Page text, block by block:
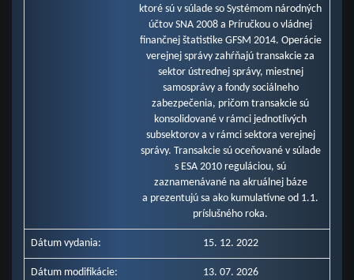
ktoré sú v súlade so Systémom národných
účtov SNA 2008 a Príručkou o vládnej
finančnej štatistike GFSM 2014. Operácie
verejnej správy zahŕňajú transakcie za
sektor ústrednej správy, miestnej
samosprávy a fondy sociálneho
zabezpečenia, pričom transakcie sú
konsolidované v rámci jednotlivých
subsektorov a v rámci sektora verejnej
správy. Transakcie sú oceňované v súlade
s ESA 2010 reguláciou, sú
zaznamenávané na akruálnej báze
a prezentujú sa ako kumulatívne od 1.1.
príslušného roka.
Dátum vydania: 15. 12. 2022
Dátum modifikácie: 13. 07. 2026